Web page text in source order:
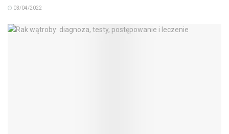
03/04/2022